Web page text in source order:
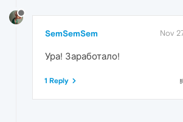
SemSemSem Nov
Ура! Заработало!
1 Reply